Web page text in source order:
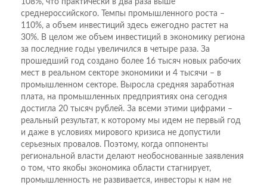
108%, что практически в два раза выше
среднероссийского. Темпы промышленного роста –
110%, а объем инвестиций здесь ежегодно растет на
30%. В целом же объем инвестиций в экономику региона
за последние годы увеличился в четыре раза. За
прошедший год создано более 16 тысяч новых рабочих
мест в реальном секторе экономики и 4 тысячи – в
промышленном секторе. Выросла средняя заработная
плата, на промышленных предприятиях она сегодня
достигла 20 тысяч рублей. За всеми этими цифрами –
реальный результат, к которому мы идем не первый год
и даже в условиях мирового кризиса не допустили
серьезных провалов. Поэтому, когда оппоненты
региональной власти делают необоснованные заявления
о том, что якобы экономика области стагнирует,
промышленность не развивается, инвесторы к нам не